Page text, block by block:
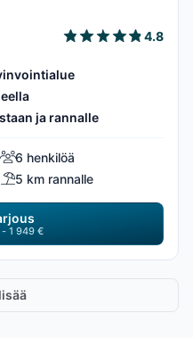
4.8
ja rannalle
6 henkilöä
5 km rannalle
- 1 949 €